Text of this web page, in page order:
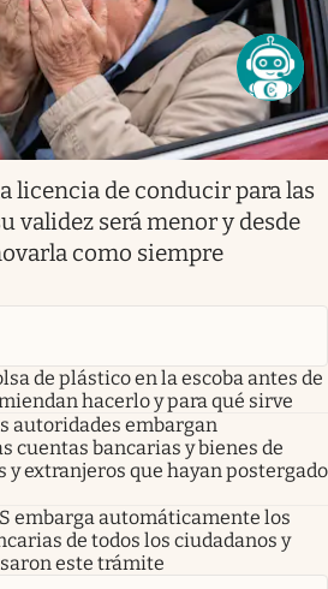
licencia de conducir para las
validez será menor y desde
como siempre
de plástico en la escoba antes de
hacerlo y para qué sirve
autoridades embargan
cuentas bancarias y bienes de
y extranjeros que hayan postergado
embarga automáticamente los
de todos los ciudadanos y
este trámite